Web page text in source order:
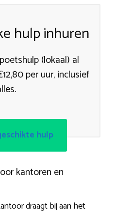
hulp inhuren
(lokaal) al
per uur, inclusief
hulp
kantoren en
draagt bij aan het